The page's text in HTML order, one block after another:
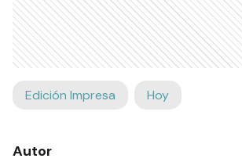
Edición Impresa Hoy
Autor